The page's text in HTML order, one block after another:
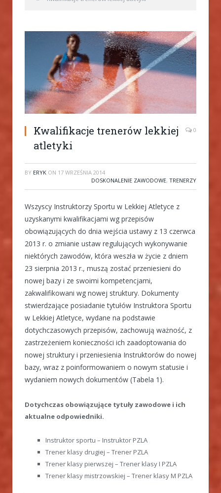
Kwalifikacje trenerów lekkiej
atletyki
0
BY ERYK ON 17 WRZEŚNIA 2014
DOSKONALENIE ZAWODOWE, TRENERZY
Wszyscy Instruktorzy Sportu w Lekkiej Atletyce z
uzyskanymi kwalifikacjami wg przepisów
obowiązujących do dnia wejścia ustawy z 13 czerwca
2013 r. o zmianie ustaw regulujących wykonywanie
niektórych zawodów, która weszła w życie z dniem
23 sierpnia 2013 r., muszą zostać przeniesieni do
nowej bazy i ze swoimi kompetencjami,
zakwalifikowani wg nowej struktury. Dokumenty
stwierdzające posiadanie tytułów Instruktora Sportu
w Lekkiej Atletyce, wydane na podstawie
dotychczasowych przepisów, zachowują ważność, z
zastrzeżeniem konieczności ich zaadoptowania do
nowej struktury i przeniesienia Instruktorów do nowej
bazy, wraz z poinformowaniem o nowym statusie i
wydaniem nowych dokumentów (Tabela 1).
Dotychczas obowiązujące tytuły zawodowe i ich
aktualne odpowiedniki.
Instruktor sportu – Instruktor PZLA
Trener klasy drugiej – Trener PZLA
Trener klasy pierwszej – Trener klasy I PZLA
Trener klasy mistrzowskiej – Trener klasy M PZLA